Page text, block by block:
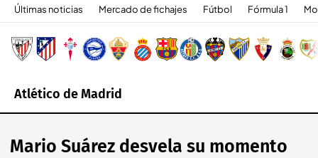
Últimas noticias Mercado de fichajes Fútbol Fórmula 1
Atlético de Madrid
Mario Suárez desvela su momento